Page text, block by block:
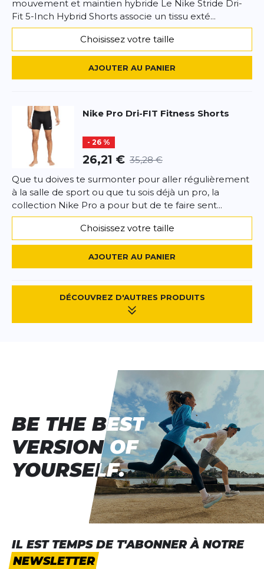
mouvement et maintien hybride Le Nike Stride Dri-
Fit 5-Inch Hybrid Shorts associe un tissu exté...
Choisissez votre taille
AJOUTER AU PANIER
Nike Pro Dri-FIT Fitness Shorts
- 26 %
26,21 € 35,28 €
Que tu doives te surmonter pour aller régulièrement
à la salle de sport ou que tu sois déjà un pro, la
collection Nike Pro a pour but de te faire sent...
Choisissez votre taille
AJOUTER AU PANIER
DÉCOUVREZ D'AUTRES PRODUITS
IL EST TEMPS DE T'ABONNER À NOTRE
NEWSLETTER
BE THE BEST
VERSION OF
YOURSELF.
BE THE BEST
VERSION OF
YOURSELF.